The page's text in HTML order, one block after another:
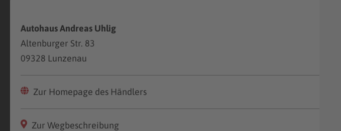
Autohaus Andreas Uhlig
Altenburger Str. 83
09328 Lunzenau
Zur Homepage des Händlers
Zur Wegbeschreibung